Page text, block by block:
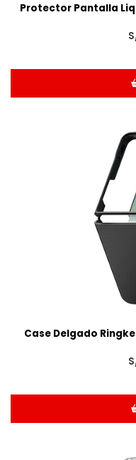
Protector Pantalla
Case Delgado